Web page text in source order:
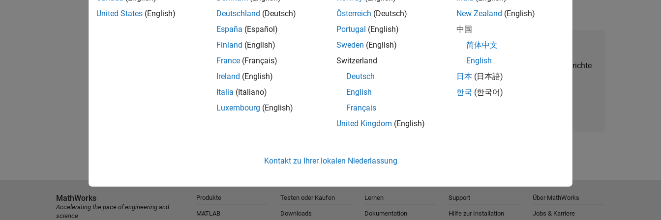
Talent Network beitreten
Erhalten Sie personalisierte Stellenangebote, Berichte
und Unternehmensneuigkeiten.
United States (English)
Deutschland (Deutsch)
España (Español)
Finland (English)
France (Français)
Ireland (English)
Italia (Italiano)
Luxembourg (English)
Österreich (Deutsch)
Portugal (English)
Sweden (English)
Switzerland
Deutsch
English
Français
United Kingdom (English)
New Zealand (English)
中国
简体中文
English
日本 (日本語)
한국 (한국어)
Kontakt zu Ihrer lokalen Niederlassung
MathWorks
Accelerating the pace of engineering and
science
Produkte
MATLAB
Testen oder Kaufen
Downloads
Lernen
Dokumentation
Support
Hilfe zur Installation
Über MathWorks
Jobs & Karriere